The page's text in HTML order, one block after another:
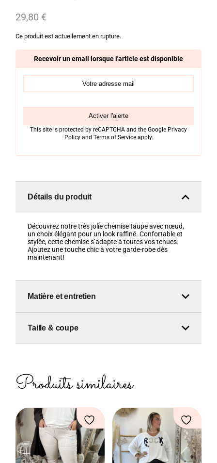
29,80 €
Ce produit est actuellement en rupture.
Recevoir un email lorsque l'article est disponible
Activer l'alerte
This site is protected by reCAPTCHA and the Google Privacy
Policy and Terms of Service apply.
Détails du produit
Découvrez notre très jolie chemise taupe avec nœud,
un choix élégant pour un look raffiné. Confortable et
stylée, cette chemise s’adapte à toutes vos tenues.
Ajoutez une touche chic à votre garde-robe dès
maintenant!
Matière et entretien
Taille & coupe
Produits similaires